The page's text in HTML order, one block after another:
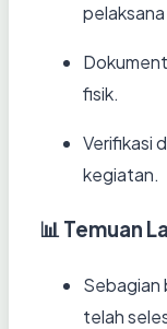
fisik.
Verifikasi
kegiatan.
📊 Temuan
Sebagian
telah